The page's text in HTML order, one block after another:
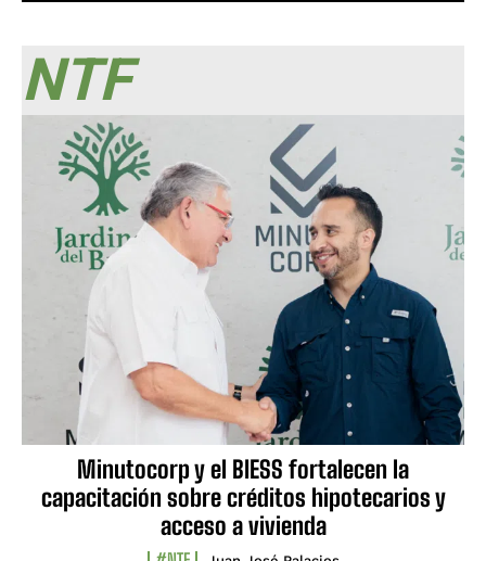
NTF
Minutocorp y el BIESS fortalecen la
capacitación sobre créditos hipotecarios y
acceso a vivienda